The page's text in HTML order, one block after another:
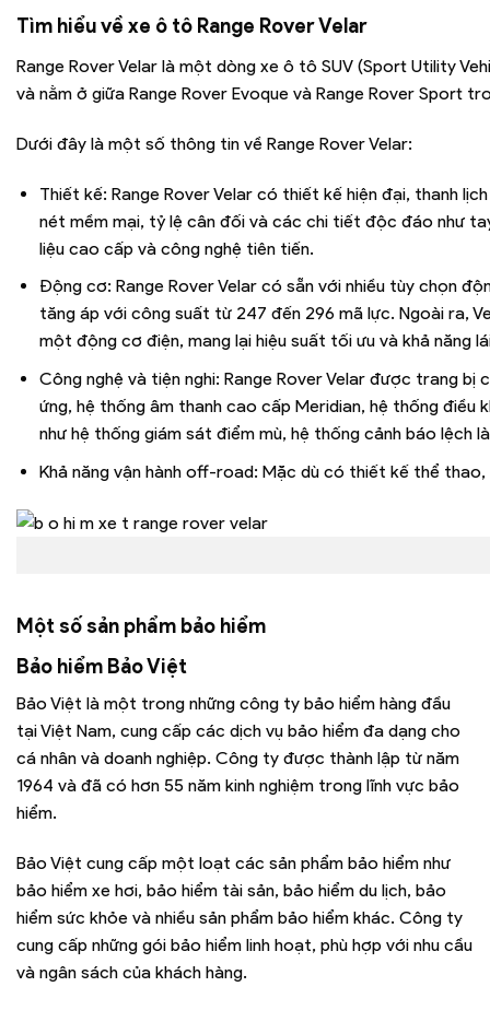
Tìm hiểu về xe ô tô Range Rover Velar
Range Rover Velar là một dòng xe ô tô SUV (Sport Utility
và nằm ở giữa Range Rover Evoque và Range Rover Sport
Dưới đây là một số thông tin về Range Rover Velar:
Thiết kế: Range Rover Velar có thiết kế hiện đại, thanh
nét mềm mại, tỷ lệ cân đối và các chi tiết độc đáo như
liệu cao cấp và công nghệ tiên tiến.
Động cơ: Range Rover Velar có sẵn với nhiều tùy chọn
tăng áp với công suất từ 247 đến 296 mã lực. Ngoài ra,
một động cơ điện, mang lại hiệu suất tối ưu và khả năng
Công nghệ và tiện nghi: Range Rover Velar được trang
ứng, hệ thống âm thanh cao cấp Meridian, hệ thống điều
như hệ thống giám sát điểm mù, hệ thống cảnh báo lệch
Khả năng vận hành off-road: Mặc dù có thiết kế thể
Một số sản phẩm bảo hiểm
Bảo hiểm Bảo Việt
Bảo Việt là một trong những công ty bảo hiểm hàng đầu
tại Việt Nam, cung cấp các dịch vụ bảo hiểm đa dạng cho
cá nhân và doanh nghiệp. Công ty được thành lập từ năm
1964 và đã có hơn 55 năm kinh nghiệm trong lĩnh vực bảo
hiểm.
Bảo Việt cung cấp một loạt các sản phẩm bảo hiểm như
bảo hiểm xe hơi, bảo hiểm tài sản, bảo hiểm du lịch, bảo
hiểm sức khỏe và nhiều sản phẩm bảo hiểm khác. Công ty
cung cấp những gói bảo hiểm linh hoạt, phù hợp với nhu cầu
và ngân sách của khách hàng.